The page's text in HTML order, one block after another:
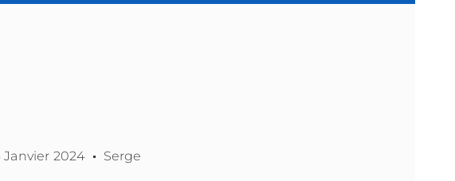
Janvier 2024 Serge